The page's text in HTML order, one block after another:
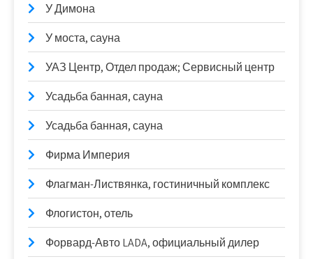
У Димона
У моста, сауна
УАЗ Центр, Отдел продаж; Сервисный центр
Усадьба банная, сауна
Усадьба банная, сауна
Фирма Империя
Флагман-Листвянка, гостиничный комплекс
Флогистон, отель
Форвард-Авто LADA, официальный дилер